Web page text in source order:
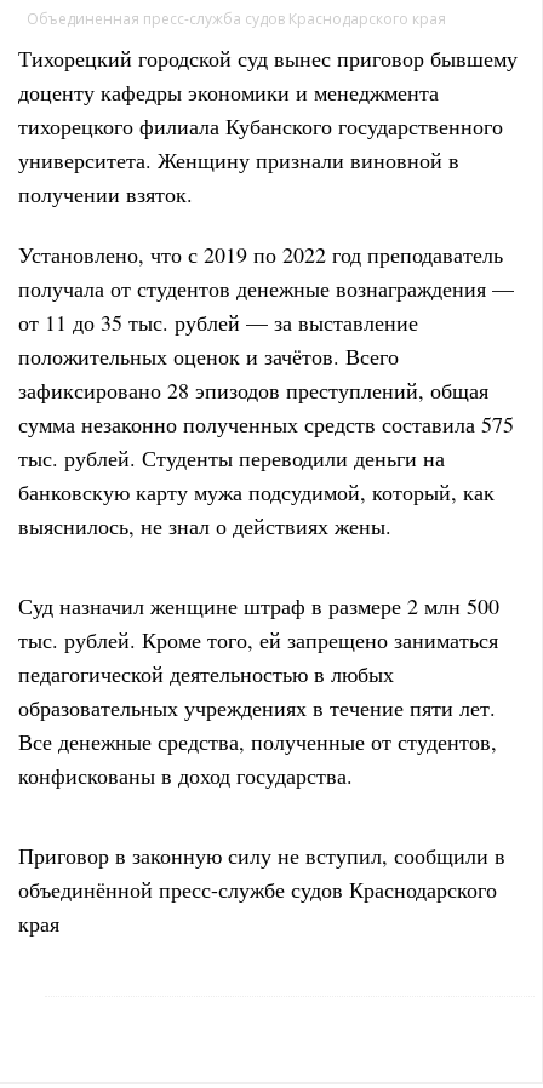
Объединенная пресс-служба судов Краснодарского края
Тихорецкий городской суд вынес приговор бывшему
доценту кафедры экономики и менеджмента
тихорецкого филиала Кубанского государственного
университета. Женщину признали виновной в
получении взяток.
Установлено, что с 2019 по 2022 год преподаватель
получала от студентов денежные вознаграждения —
от 11 до 35 тыс. рублей — за выставление
положительных оценок и зачётов. Всего
зафиксировано 28 эпизодов преступлений, общая
сумма незаконно полученных средств составила 575
тыс. рублей. Студенты переводили деньги на
банковскую карту мужа подсудимой, который, как
выяснилось, не знал о действиях жены.
Суд назначил женщине штраф в размере 2 млн 500
тыс. рублей. Кроме того, ей запрещено заниматься
педагогической деятельностью в любых
образовательных учреждениях в течение пяти лет.
Все денежные средства, полученные от студентов,
конфискованы в доход государства.
Приговор в законную силу не вступил, сообщили в
объединённой пресс-службе судов Краснодарского
края